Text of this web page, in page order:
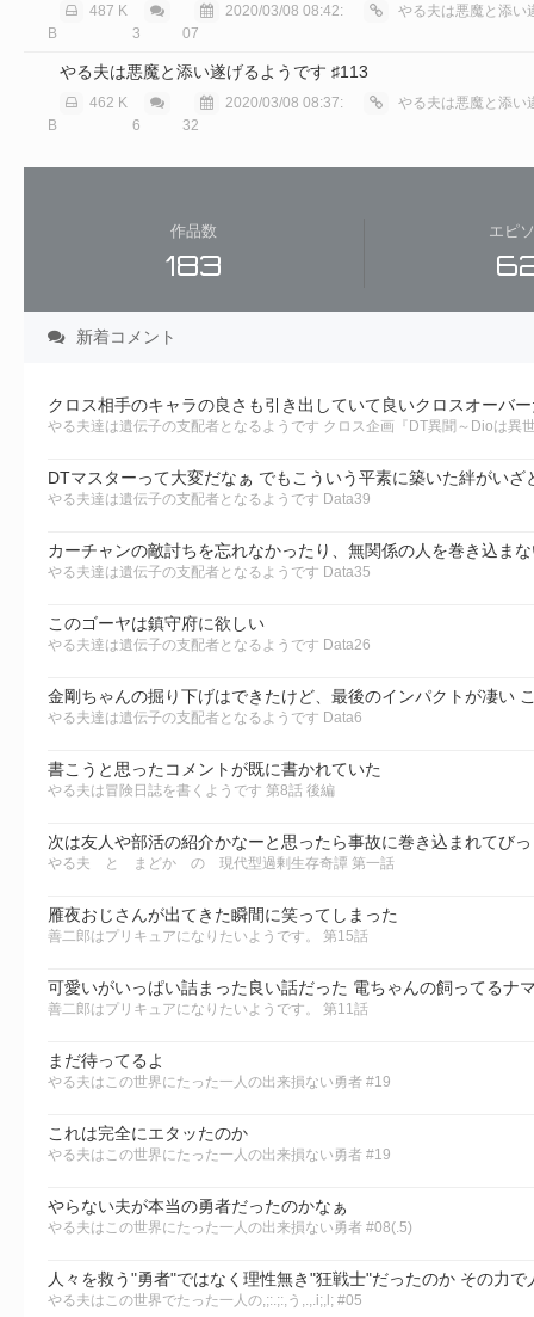
487 K
B
3
2020/03/08 08:42:
07
やる夫は悪魔と添い遂
やる夫は悪魔と添い遂げるようです ♯113
462 K
B
6
2020/03/08 08:37:
32
やる夫は悪魔と添い遂
作品数
183
エピ
新着コメント
クロス相手のキャラの良さも引き出していて良いクロスオーバ
やる夫達は遺伝子の支配者となるようです クロス企画『DT異聞～Dioは異
DTマスターって大変だなぁ でもこういう平素に築いた絆がい
やる夫達は遺伝子の支配者となるようです Data39
やる夫達は遺伝子の支配者となるようです Data35
このゴーヤは鎮守府に欲しい
やる夫達は遺伝子の支配者となるようです Data26
金剛ちゃんの掘り下げはできたけど、最後のインパクトが凄い
やる夫達は遺伝子の支配者となるようです Data6
書こうと思ったコメントが既に書かれていた
やる夫は冒険日誌を書くようです 第8話 後編
次は友人や部活の紹介かなーと思ったら事故に巻き込まれてび
やる夫 と まどか の 現代型過剰生存奇譚 第一話
雁夜おじさんが出てきた瞬間に笑ってしまった
善二郎はプリキュアになりたいようです。 第15話
可愛いがいっぱい詰まった良い話だった 電ちゃんの飼ってるナ
善二郎はプリキュアになりたいようです。 第11話
まだ待ってるよ
やる夫はこの世界にたった一人の出来損ない勇者 #19
これは完全にエタッたのか
やる夫はこの世界にたった一人の出来損ない勇者 #19
やらない夫が本当の勇者だったのかなぁ
やる夫はこの世界にたった一人の出来損ない勇者 #08(.5)
人々を救う"勇者"ではなく理性無き"狂戦士"だったのか その力
やる夫はこの世界でたった一人の,;:.;:,う,.,.i;,l; #05